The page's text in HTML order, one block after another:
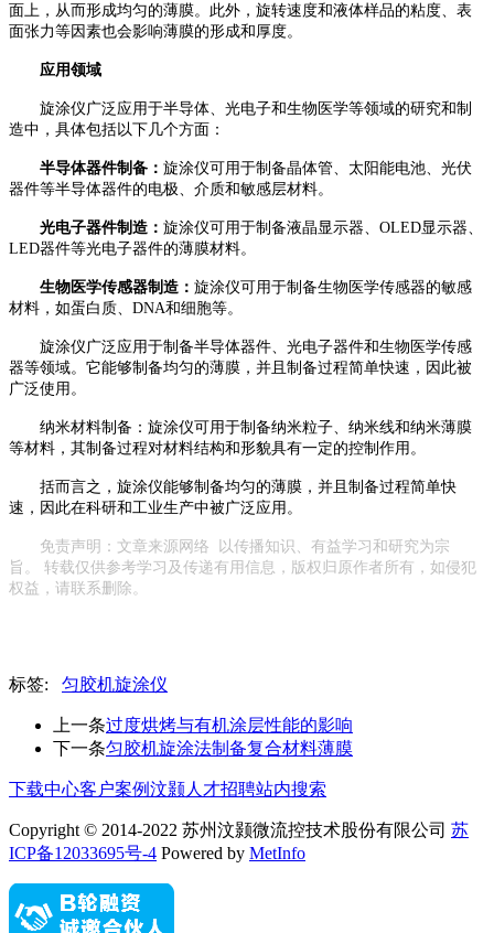
面上，从而形成均匀的薄膜。此外，旋转速度和液体样品的粘度、表
面张力等因素也会影响薄膜的形成和厚度。
应用领域
旋涂仪广泛应用于半导体、光电子和生物医学等领域的研究和制
造中，具体包括以下几个方面：
半导体器件制备： 旋涂仪可用于制备晶体管、太阳能电池、光伏
器件等半导体器件的电极、介质和敏感层材料。
光电子器件制造： 旋涂仪可用于制备液晶显示器、 OLED显示器、
LED器件等光电子器件的薄膜材料。
生物医学传感器制造： 旋涂仪可用于制备生物医学传感器的敏感
材料，如蛋白质、 DNA和细胞等。
旋涂仪广泛应用于制备半导体器件、光电子器件和生物医学传感
器等领域。它能够制备均匀的薄膜，并且制备过程简单快速，因此被
广泛使用。
纳米材料制备：旋涂仪可用于制备纳米粒子、纳米线和纳米薄膜
等材料，其制备过程对材料结构和形貌具有一定的控制作用。
括而言之，旋涂仪能够制备均匀的薄膜，并且制备过程简单快
速，因此在科研和工业生产中被广泛应用。
免责声明：文章来源网络 以传播知识、有益学习和研究为宗
旨。 转载仅供参考学习及传递有用信息，版权归原作者所有，如侵犯
权益，请联系删除。
标签: 匀胶机旋涂仪
上一条过度烘烤与有机涂层性能的影响
下一条匀胶机旋涂法制备复合材料薄膜
下载中心客户案例汶颢人才招聘站内搜索
Copyright © 2014-2022 苏州汶颢微流控技术股份有限公司 苏
ICP备12033695号-4 Powered by MetInfo